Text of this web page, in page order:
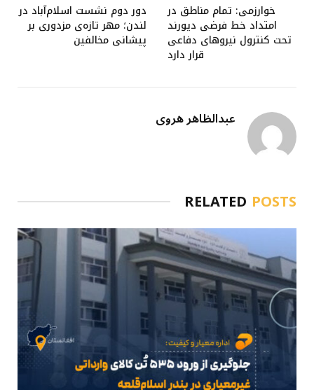
خوارزمی: تمام مناطق در
امتداد خط فرضی دیورند
تحت کنترول نیروهای دفاعی
قرار دارد
دور دوم نشست اسلام‌آباد در
لندن؛ مهر تازه‌ی مزدوری بر
پیشانی مخالفین
عبدالظاهر هروی
RELATED POSTS